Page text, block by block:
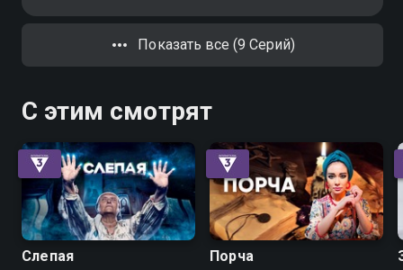
хозяина, инвалиду-колясочнице.
Вскоре она узнаёт, что две
предыдущие сиделки этой семьи
угрожает опасность
Показать все (9 Серий)
С этим смотрят
Слепая Порча